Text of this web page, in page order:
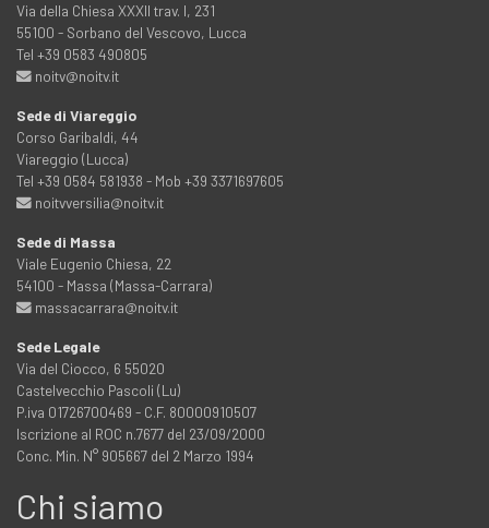
Via della Chiesa XXXII trav. I, 231
55100 - Sorbano del Vescovo, Lucca
Tel +39 0583 490805
noitv@noitv.it
Sede di Viareggio
Corso Garibaldi, 44
Viareggio (Lucca)
Tel +39 0584 581938 - Mob +39 3371697605
noitvversilia@noitv.it
Sede di Massa
Viale Eugenio Chiesa, 22
54100 - Massa (Massa-Carrara)
massacarrara@noitv.it
Sede Legale
Via del Ciocco, 6 55020
Castelvecchio Pascoli (Lu)
P.iva 01726700469 - C.F. 80000910507
Iscrizione al ROC n.7677 del 23/09/2000
Conc. Min. N° 905667 del 2 Marzo 1994
Chi siamo